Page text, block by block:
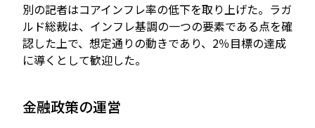
別の記者はコアインフレ率の低下を取り上げた。ラガ
ルド総裁は、インフレ基調の一つの要素である点を確
認した上で、想定通りの動きであり、2％目標の達成
に導くとして歓迎した。
金融政策の運営